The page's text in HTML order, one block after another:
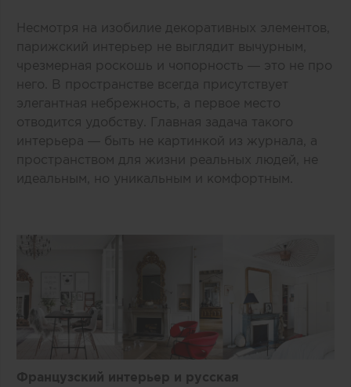
Несмотря на изобилие декоративных элементов,
парижский интерьер не выглядит вычурным,
чрезмерная роскошь и чопорность — это не про
него. В пространстве всегда присутствует
элегантная небрежность, а первое место
отводится удобству. Главная задача такого
интерьера — быть не картинкой из журнала, а
пространством для жизни реальных людей, не
идеальным, но уникальным и комфортным.
Французский интерьер и русская